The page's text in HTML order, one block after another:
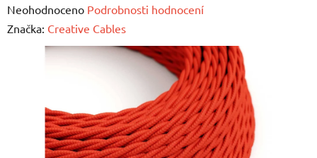
Průměrné
hodnocení
produktu
hvězdiček.
Neohodnoceno Podrobnosti hodnocení
Značka: Creative Cables